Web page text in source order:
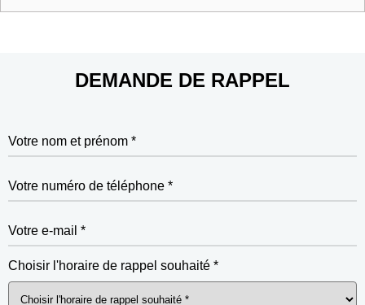
DEMANDE DE RAPPEL
Votre nom et prénom *
Votre numéro de téléphone *
Votre e-mail *
Choisir l'horaire de rappel souhaité *